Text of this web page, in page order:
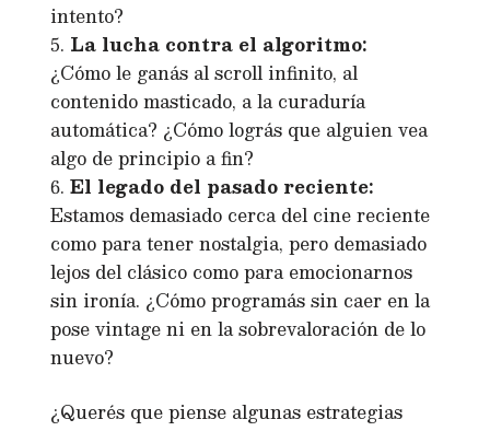
intento?
La lucha contra el algoritmo:
¿Cómo le ganás al scroll infinito, al
contenido masticado, a la curaduría
automática? ¿Cómo lográs que alguien vea
algo de principio a fin?
El legado del pasado reciente:
Estamos demasiado cerca del cine reciente
como para tener nostalgia, pero demasiado
lejos del clásico como para emocionarnos
sin ironía. ¿Cómo programás sin caer en la
pose vintage ni en la sobrevaloración de lo
nuevo?
¿Querés que piense algunas estrategias